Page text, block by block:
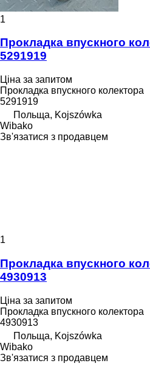
1
Прокладка впускного
5291919
Ціна за запитом
Прокладка впускного колектора
5291919
Польща, Kojszówka
Wibako
Зв'язатися з продавцем
1
Прокладка впускного
4930913
Ціна за запитом
Прокладка впускного колектора
4930913
Польща, Kojszówka
Wibako
Зв'язатися з продавцем